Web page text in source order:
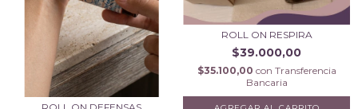
ROLL ON RESPIRA
$39.000,00
$35.100,00 con Transferencia
Bancaria